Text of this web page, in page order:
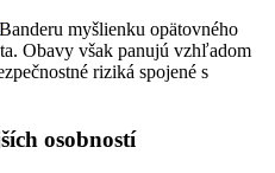
Banderu myšlienku opätovného
Obavy však panujú vzhľadom
riziká spojené s
osobností